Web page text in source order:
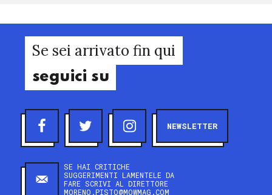
Se sei arrivato fin qui
seguici su
NEWSLETTER
SE HAI CRITICHE
SUGGERIMENTI LAMENTELE DA
FARE SCRIVI AL DIRETTORE
MORENO.PISTO@MOWMAG.COM